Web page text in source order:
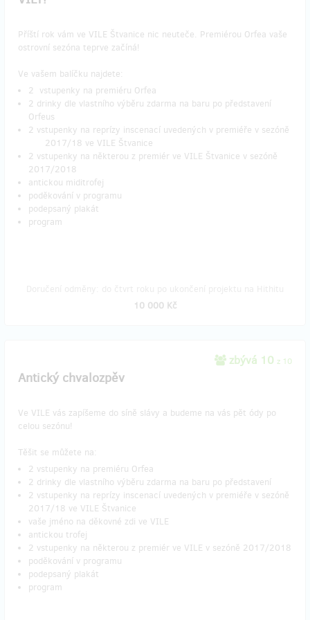
Příští rok vám ve VILE Štvanice nic neuteče. Premiérou Orfea vaše
ostrovní sezóna teprve začíná!
Ve vašem balíčku najdete:
2 vstupenky na premiéru Orfea
2 drinky dle vlastního výběru zdarma na baru po představení
Orfeus
2 vstupenky na reprízy inscenací uvedených v premiéře v sezóně
2017/18 ve VILE Štvanice
2 vstupenky na některou z premiér ve VILE Štvanice v sezóně
2017/2018
antickou miditrofej
poděkování v programu
podepsaný plakát
program
10 000 Kč
zbývá 10 z 10
Antický chvalozpěv
Ve VILE vás zapíšeme do síně slávy a budeme na vás pět ódy po
celou sezónu!
Těšit se můžete na:
2 vstupenky na premiéru Orfea
2 drinky dle vlastního výběru zdarma na baru po představení
2 vstupenky na reprízy inscenací uvedených v premiéře v sezóně
2017/18 ve VILE Štvanice
vaše jméno na děkovné zdi ve VILE
antickou trofej
2 vstupenky na některou z premiér ve VILE v sezóně 2017/2018
poděkování v programu
podepsaný plakát
program